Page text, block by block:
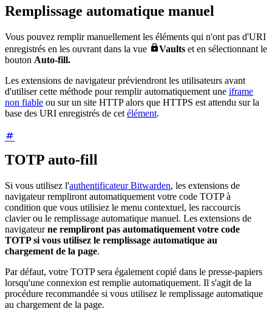
Remplissage automatique manuel
Vous pouvez remplir manuellement les éléments qui n'ont pas d'URI
enregistrés en les ouvrant dans la vue Vaults et en sélectionnant le
bouton Auto-fill.
Les extensions de navigateur préviendront les utilisateurs avant
d'utiliser cette méthode pour remplir automatiquement une iframe
non fiable ou sur un site HTTP alors que HTTPS est attendu sur la
base des URI enregistrés de cet élément.
TOTP auto-fill
Si vous utilisez l'authentificateur Bitwarden, les extensions de
navigateur rempliront automatiquement votre code TOTP à
condition que vous utilisiez le menu contextuel, les raccourcis
clavier ou le remplissage automatique manuel. Les extensions de
navigateurne rempliront pas automatiquement votre code
TOTP si vous utilisez le remplissage automatique au
chargement de la page.
Par défaut, votre TOTP sera également copié dans le presse-papiers
lorsqu'une connexion est remplie automatiquement. Il s'agit de la
procédure recommandée si vous utilisez le remplissage automatique
au chargement de la page.